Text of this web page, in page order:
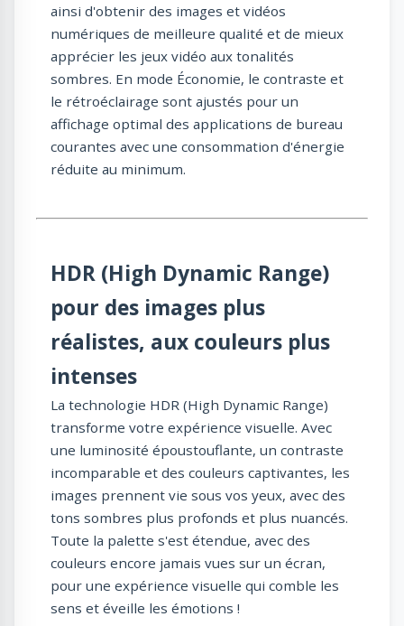
ainsi d'obtenir des images et vidéos
numériques de meilleure qualité et de mieux
apprécier les jeux vidéo aux tonalités
sombres. En mode Économie, le contraste et
le rétroéclairage sont ajustés pour un
affichage optimal des applications de bureau
courantes avec une consommation d'énergie
réduite au minimum.
HDR (High Dynamic Range)
pour des images plus
réalistes, aux couleurs plus
intenses
La technologie HDR (High Dynamic Range)
transforme votre expérience visuelle. Avec
une luminosité époustouflante, un contraste
incomparable et des couleurs captivantes, les
images prennent vie sous vos yeux, avec des
tons sombres plus profonds et plus nuancés.
Toute la palette s'est étendue, avec des
couleurs encore jamais vues sur un écran,
pour une expérience visuelle qui comble les
sens et éveille les émotions !